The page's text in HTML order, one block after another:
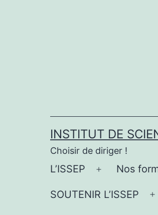
INSTITUT DE
Choisir de diriger !
L’ISSEP
Ouvrir
le
Nos
SOUTENIR L’ISSEP